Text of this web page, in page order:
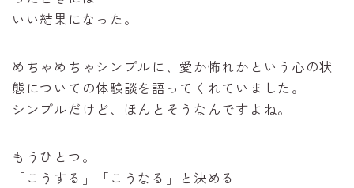
いい結果になった。
めちゃめちゃシンプルに、愛か怖れかという心の状
態についての体験談を語ってくれていました。
シンプルだけど、ほんとそうなんですよね。
もうひとつ。
「こうする」「こうなる」と決める